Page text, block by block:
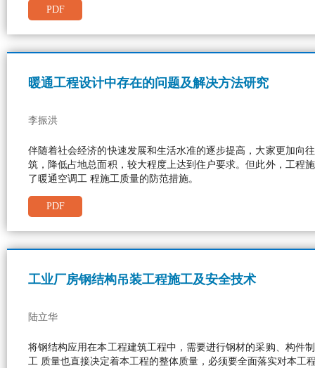
PDF
暖通工程设计中存在的问题及解决方法研究
李振洪
伴随着社会经济的快速发展和生活水准的逐步提高，大家更加向
筑，降低占地总面积，较大程度上达到住户要求。但此外，工程
了暖通空调工 程施工质量的防范措施。
PDF
工业厂房钢结构吊装工程施工及安全技术
陆立华
将钢结构应用在本工程建筑工程中，需要进行钢材的采购、构件
工 质量也直接决定着本工程的整体质量，必须要全面落实对本工